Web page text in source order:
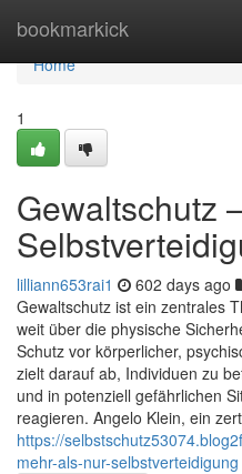
bookmarkick
Home
Home
1
Gewaltschutz
lilliann653rai1 602 days ago
Gewaltschutz ist ein zentrales
weit über die physische
Schutz vor körperlicher,
zielt darauf ab, Individuen zu
und in potenziell gefährlichen
reagieren. Angelo Klein, ein
https://
mehr-als-nur-selbstverteidigung